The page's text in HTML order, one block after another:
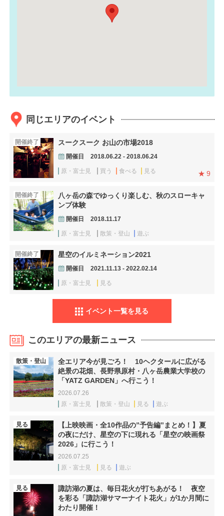
同じエリアのイベント
開催終了 スークスーク お山の市場2018
開催日 2018.06.22 - 2018.06.24
原・富士見 買う 食べる 見る 9
開催終了
八ヶ岳の森でゆっくり楽しむ、秋のスローキャ
ンプ体験
開催日 2018.11.17
原・富士見 散策・登山 遊ぶ
開催終了 星空のイルミネーション2021
開催日 2021.11.13 - 2022.02.14
原・富士見 見る
イベント一覧を見る
このエリアの最新ニュース
散策・登山
全エリア今が見ごろ！ 10ヘクタールに広がる
絶景の花畑、長野県原村・八ヶ岳農業大学校の
「YATZ GARDEN」へ行こう！
2026.07.26
原・富士見
散策・登山 見る 遊ぶ
見る
【上映映画・全10作品の”予告編”まとめ！】夏
の夜にだけ、星空の下に現れる「星空の映画祭
2026」に行こう！
2026.07.25
原・富士見
見る 遊ぶ
見る
諏訪湖の夏は、毎日花火が打ちあがる！ 夜空
を彩る「諏訪湖サマーナイト花火」が1か月間に
わたり開催！